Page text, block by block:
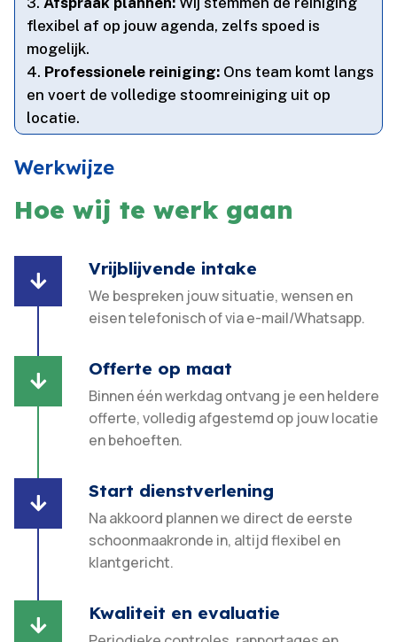
flexibel af op jouw agenda, zelfs spoed is
mogelijk.​
Professionele reiniging: Ons team komt langs
en voert de volledige stoomreiniging uit op
locatie.​
Werkwijze
Hoe wij te werk gaan

Vrijblijvende intake
We bespreken jouw situatie, wensen en
eisen telefonisch of via e-mail/Whatsapp.

Offerte op maat
Binnen één werkdag ontvang je een heldere
offerte, volledig afgestemd op jouw locatie
en behoeften.​

Start dienstverlening
Na akkoord plannen we direct de eerste
schoonmaakronde in, altijd flexibel en
klantgericht.​

Kwaliteit en evaluatie